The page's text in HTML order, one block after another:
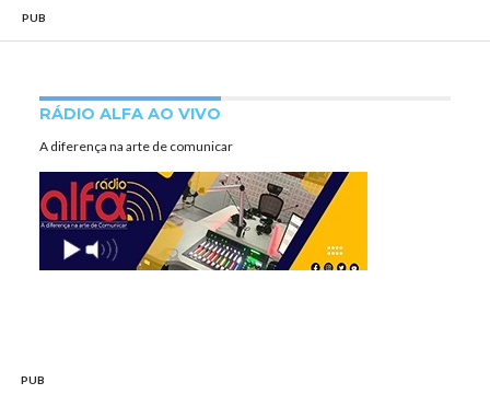
PUB
RÁDIO ALFA AO VIVO
A diferença na arte de comunicar
PUB